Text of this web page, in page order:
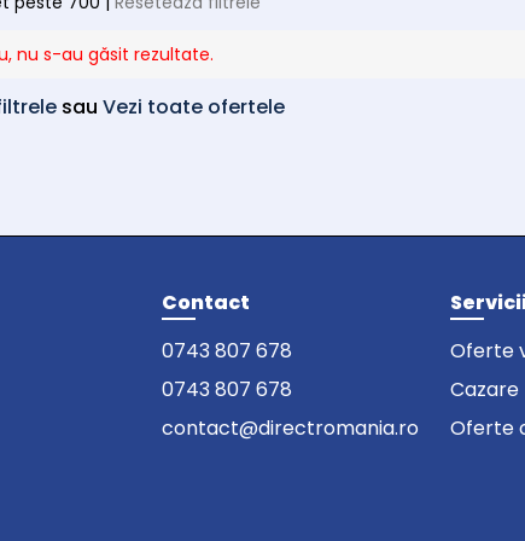
nu s-au găsit rezultate.
sau Vezi toate ofertele
Contact
0743 807 678
0743 807 678
contact@directromania.ro
Oferte
Cazare
Oferte